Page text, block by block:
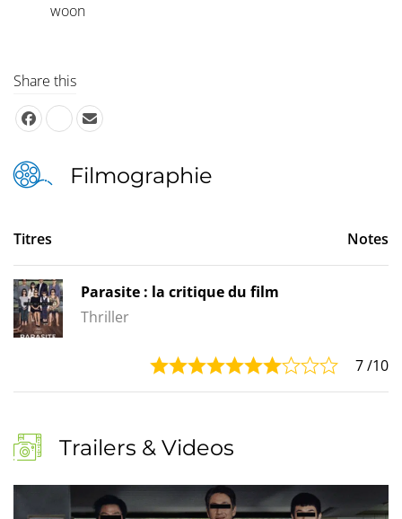
woon
Share this
Filmographie
Titres Notes
Parasite : la critique du film
Thriller
7/10
Trailers & Videos